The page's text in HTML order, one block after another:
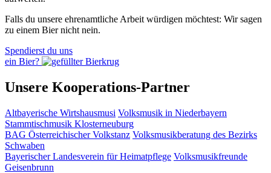
Falls du unsere ehrenamtliche Arbeit würdigen möchtest: Wir sagen
zu einem Bier nicht nein.
Spendierst du uns
ein Bier?
Unsere Kooperations-Partner
Altbayerische Wirtshausmusi Volksmusik in Niederbayern
Stammtischmusik Klosterneuburg
BAG Österreichischer Volkstanz Volksmusikberatung des Bezirks
Schwaben
Bayerischer Landesverein für Heimatpflege Volksmusikfreunde
Geisenbrunn